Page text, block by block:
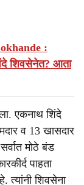
:
शिवसेनेत? आता
एकनाथ शिंदे
व 13 खासदार
मोठे बंड
पाहता
त्यांनी शिवसेना